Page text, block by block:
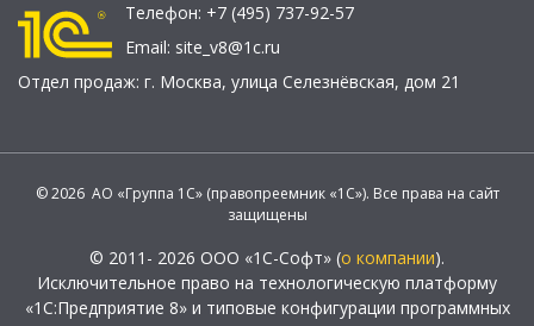
Телефон: +7 (495) 737-92-57
Email: site_v8@1c.ru
Отдел продаж: г. Москва, улица Селезнёвская, дом 21
© 2026 АО «Группа 1С» (правопреемник «1С»). Все права на сайт
защищены
© 2011- 2026 ООО «1С-Софт» (о компании).
Исключительное право на технологическую платформу
«1С:Предприятие 8» и типовые конфигурации программных